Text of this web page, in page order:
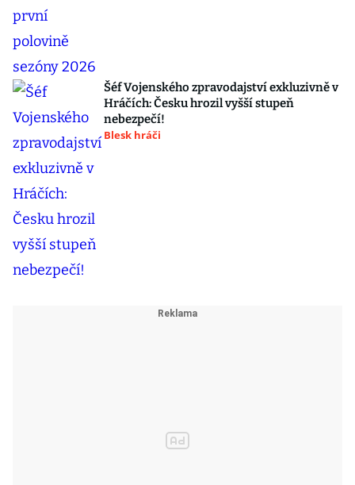
Šéf Vojenského zpravodajství exkluzivně v
Hráčích: Česku hrozil vyšší stupeň
nebezpečí!
Blesk hráči